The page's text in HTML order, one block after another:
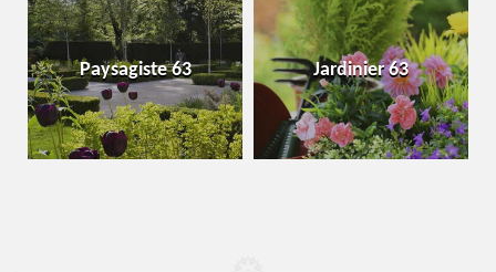
Paysagiste 63 Jardinier 63